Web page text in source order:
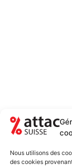
Nous utilisons des
des cookies